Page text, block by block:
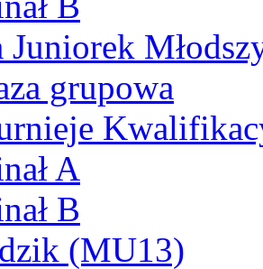
Juniorek
grupowa
A
B
(MU13)